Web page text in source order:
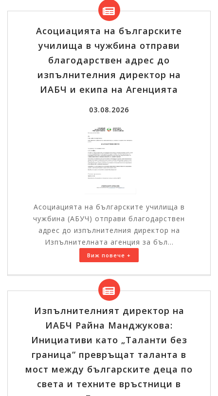
Асоциацията на българските
училища в чужбина отправи
благодарствен адрес до
изпълнителния директор на
ИАБЧ и екипа на Агенцията
03.08.2026
Асоциацията на българските училища в
чужбина (АБУЧ) отправи благодарствен
адрес до изпълнителния директор на
Изпълнителната агенция за бъл...
Виж повече +
Изпълнителният директор на
ИАБЧ Райна Манджукова:
Инициативи като „Таланти без
граница“ превръщат таланта в
мост между българските деца по
света и техните връстници в